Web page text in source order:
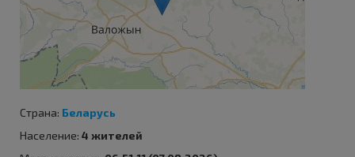
Страна: Беларусь
Население: 4 жителей